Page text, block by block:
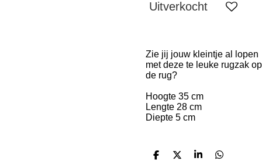
Uitverkocht
Zie jij jouw kleintje al lopen
met deze te leuke rugzak op
de rug?
Hoogte 35 cm
Lengte 28 cm
Diepte 5 cm
D
D
S
D